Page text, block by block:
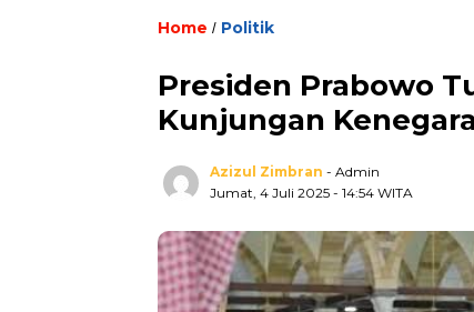
Home / Politik
Presiden Prabowo
Kunjungan
Azizul Zimbran - Admin
Jumat, 4 Juli 2025 - 14:54 WITA